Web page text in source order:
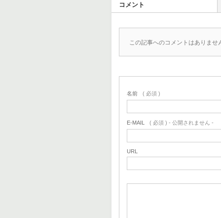
コメント
この記事へのコメントはありませ
名前 ( 必須 )
E-MAIL ( 必須 ) - 公開されません -
URL